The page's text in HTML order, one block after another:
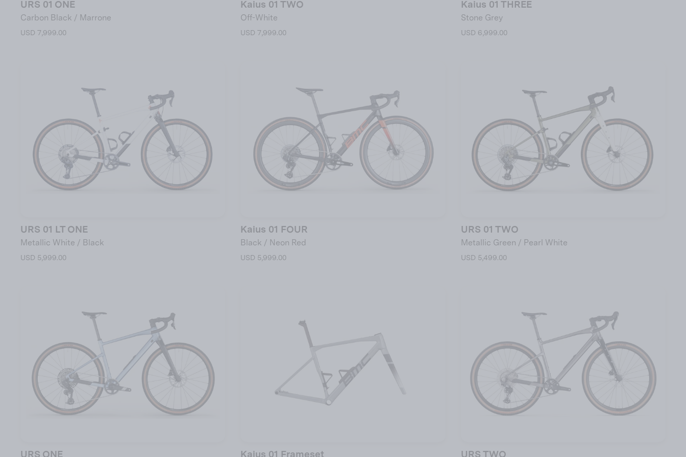
URS 01 ONE
Carbon Black / Marrone
USD 7,999.00
Kaius 01 TWO
Off-White
USD 7,999.00
Kaius 01 THREE
Stone Grey
USD 6,999.00
URS 01 LT ONE
Metallic White / Black
USD 5,999.00
Kaius 01 FOUR
Black / Neon Red
USD 5,999.00
URS 01 TWO
Metallic Green / Pearl White
USD 5,499.00
URS ONE Kaius 01 Frameset URS TWO